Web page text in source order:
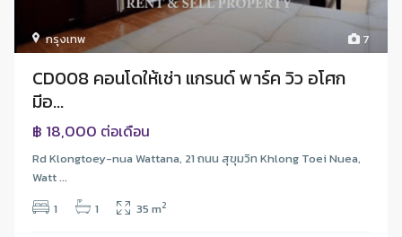
7
กรุงเทพ
CD008 คอนโดให้เช่า แกรนด์ พาร์ค วิว อโศก
มีอ...
฿ 18,000 ต่อเดือน
Rd Klongtoey-nua Wattana, 21 ถนน สุขุมวิท Khlong Toei Nuea,
Watt ...
1
1 35 m2